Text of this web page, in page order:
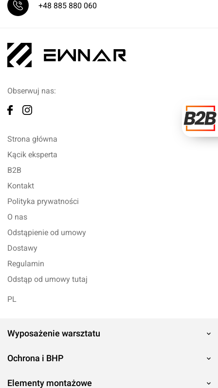
+48 885 880 060
Obserwuj nas:
Strona główna
Kącik eksperta
B2B
Kontakt
Polityka prywatności
O nas
Odstąpienie od umowy
Dostawy
Regulamin
Odstąp od umowy tutaj
PL
Wyposażenie warsztatu
Ochrona i BHP
Elementy montażowe